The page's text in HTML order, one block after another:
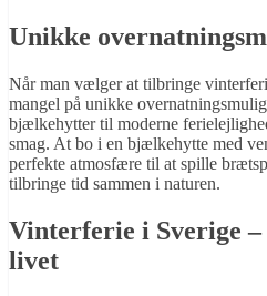
Unikke
Når man vælger at tilbringe
mangel på unikke
bjælkehytter til moderne
smag. At bo i en bjælkehytte med
perfekte atmosfære til at spille
tilbringe tid sammen i naturen.
Vinterferie i Sverige –
livet